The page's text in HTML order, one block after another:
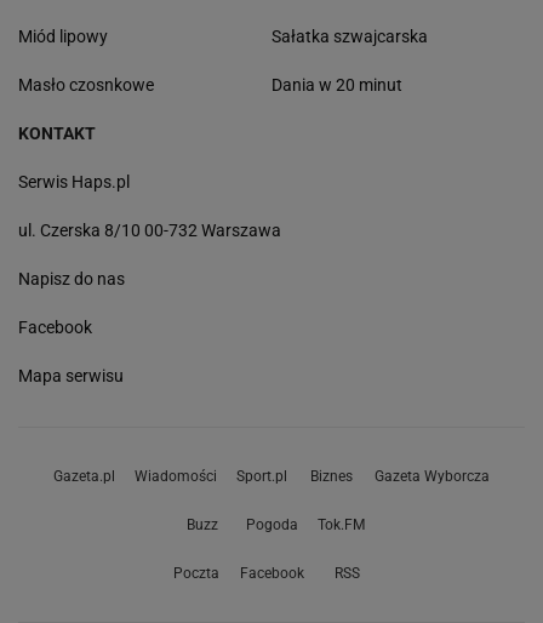
Miód lipowy
Masło czosnkowe
Sałatka szwajcarska
Dania w 20 minut
KONTAKT
Serwis Haps.pl
ul. Czerska 8/10 00-732 Warszawa
Napisz do nas
Facebook
Mapa serwisu
Gazeta.pl Wiadomości Sport.pl Biznes Gazeta Wyborcza
Buzz Pogoda Tok.FM
Poczta Facebook RSS